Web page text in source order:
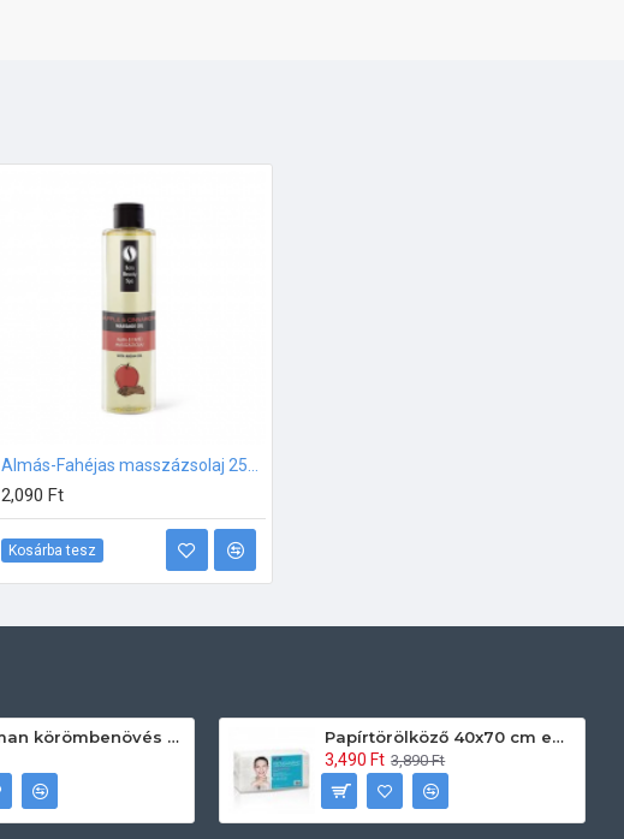
2,090 Ft
Kosárba tesz
Prontoman körömbenövés kezelő gél tamponáláshoz 20 ml
Papírtörölköző 40x70 cm egyszerhasználatos 60db/csomag
3,490 Ft 3,890 Ft